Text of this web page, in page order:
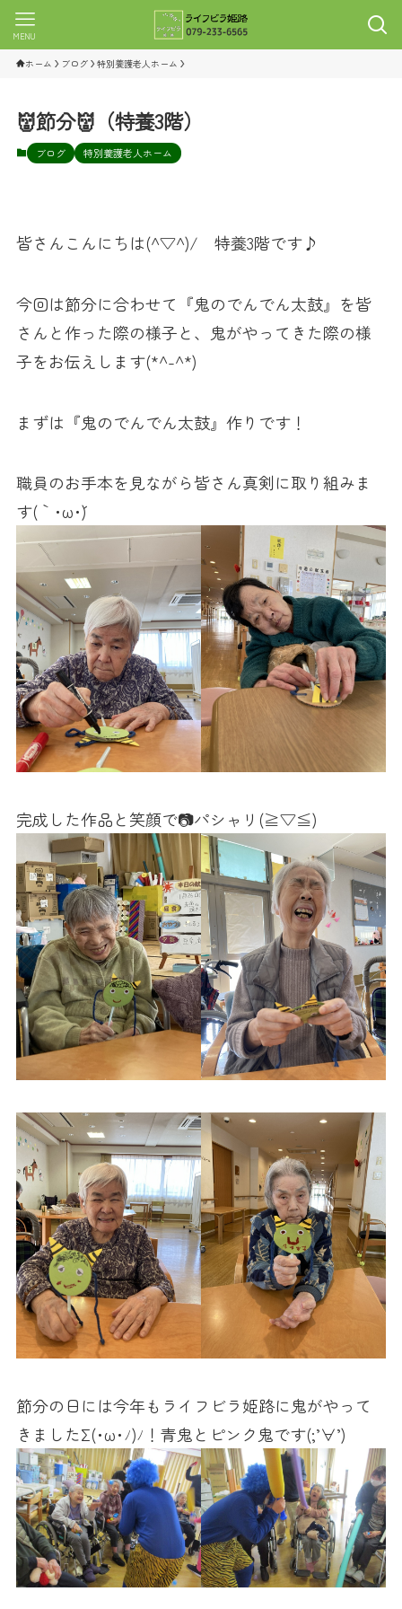
MENU
ホーム ブログ 特別養護老人ホーム
👹節分👹（特養3階）
ブログ 特別養護老人ホーム
皆さんこんにちは(^▽^)/ 特養3階です♪
今回は節分に合わせて『鬼のでんでん太鼓』を皆
さんと作った際の様子と、鬼がやってきた際の様
子をお伝えします(*^-^*)
まずは『鬼のでんでん太鼓』作りです！
職員のお手本を見ながら皆さん真剣に取り組みま
す(｀･ω･´)
完成した作品と笑顔で📷パシャリ(≧▽≦)
節分の日には今年もライフビラ姫路に鬼がやって
きましたΣ(･ω･ﾉ)ﾉ！青鬼とピンク鬼です(;’∀’)